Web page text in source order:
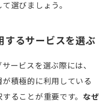
選びましょう。
するサービスを選ぶ
ービスを選ぶ際には、
積極的に利用している
ることが重要です。 なぜ